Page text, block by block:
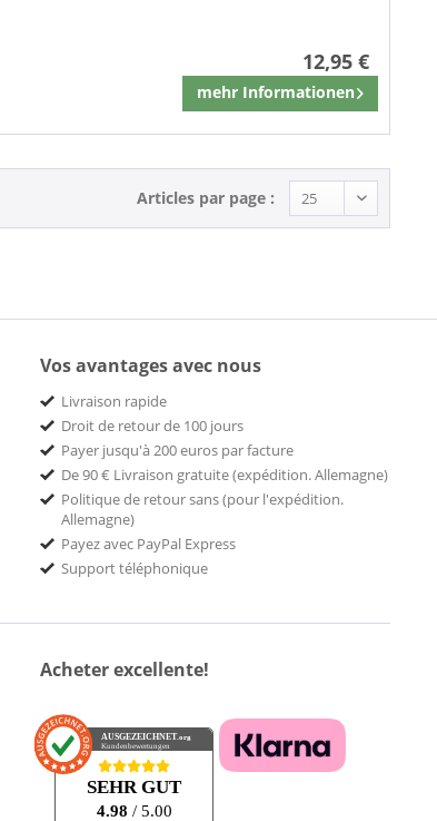
12,95 €
mehr Informationen
Mémoriser
Articles par page :
Vos avantages avec nous
Livraison rapide
Droit de retour de 100 jours
Payer jusqu'à 200 euros par facture
De 90 € Livraison gratuite (expédition. Allemagne)
Politique de retour sans (pour l'expédition.
Allemagne)
Payez avec PayPal Express
Support téléphonique
Acheter excellente!
AUSGEZEICHNET.org
Kundenbewertungen
SEHR GUT
4.98 / 5.00